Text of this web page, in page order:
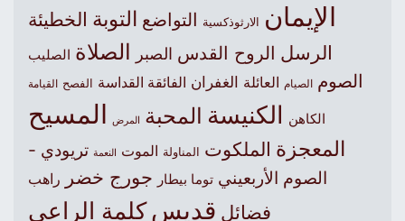
الإيمان الارثوذكسية التواضع التوبة الخطيئة
الرسل الروح القدس الصبر الصلاة الصليب
الصوم الصيام العائلة الغفران الفائقة القداسة الفصح القيامة
الكاهن الكنيسةالمحبة المرض المسيح
المعجزة الملكوت المناولة الموت النعمة تريودي -
الصوم الأربعيني توما بيطار جورج خضر راهب
فضائل قديس كلمة الراعي